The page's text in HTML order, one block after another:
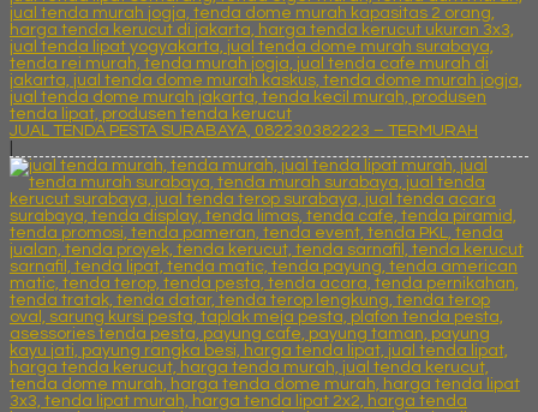
JUAL TENDA PESTA SURABAYA, 082230382223 – TERMURAH